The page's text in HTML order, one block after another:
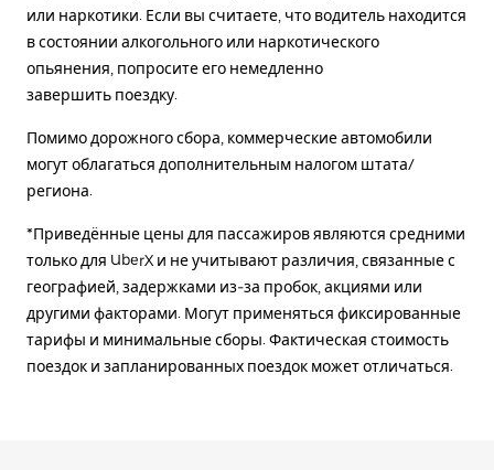
или наркотики. Если вы считаете, что водитель находится
в состоянии алкогольного или наркотического
опьянения, попросите его немедленно
завершить поездку.
Помимо дорожного сбора, коммерческие автомобили
могут облагаться дополнительным налогом штата/
региона.
*Приведённые цены для пассажиров являются средними
только для UberX и не учитывают различия, связанные с
географией, задержками из-за пробок, акциями или
другими факторами. Могут применяться фиксированные
тарифы и минимальные сборы. Фактическая стоимость
поездок и запланированных поездок может отличаться.